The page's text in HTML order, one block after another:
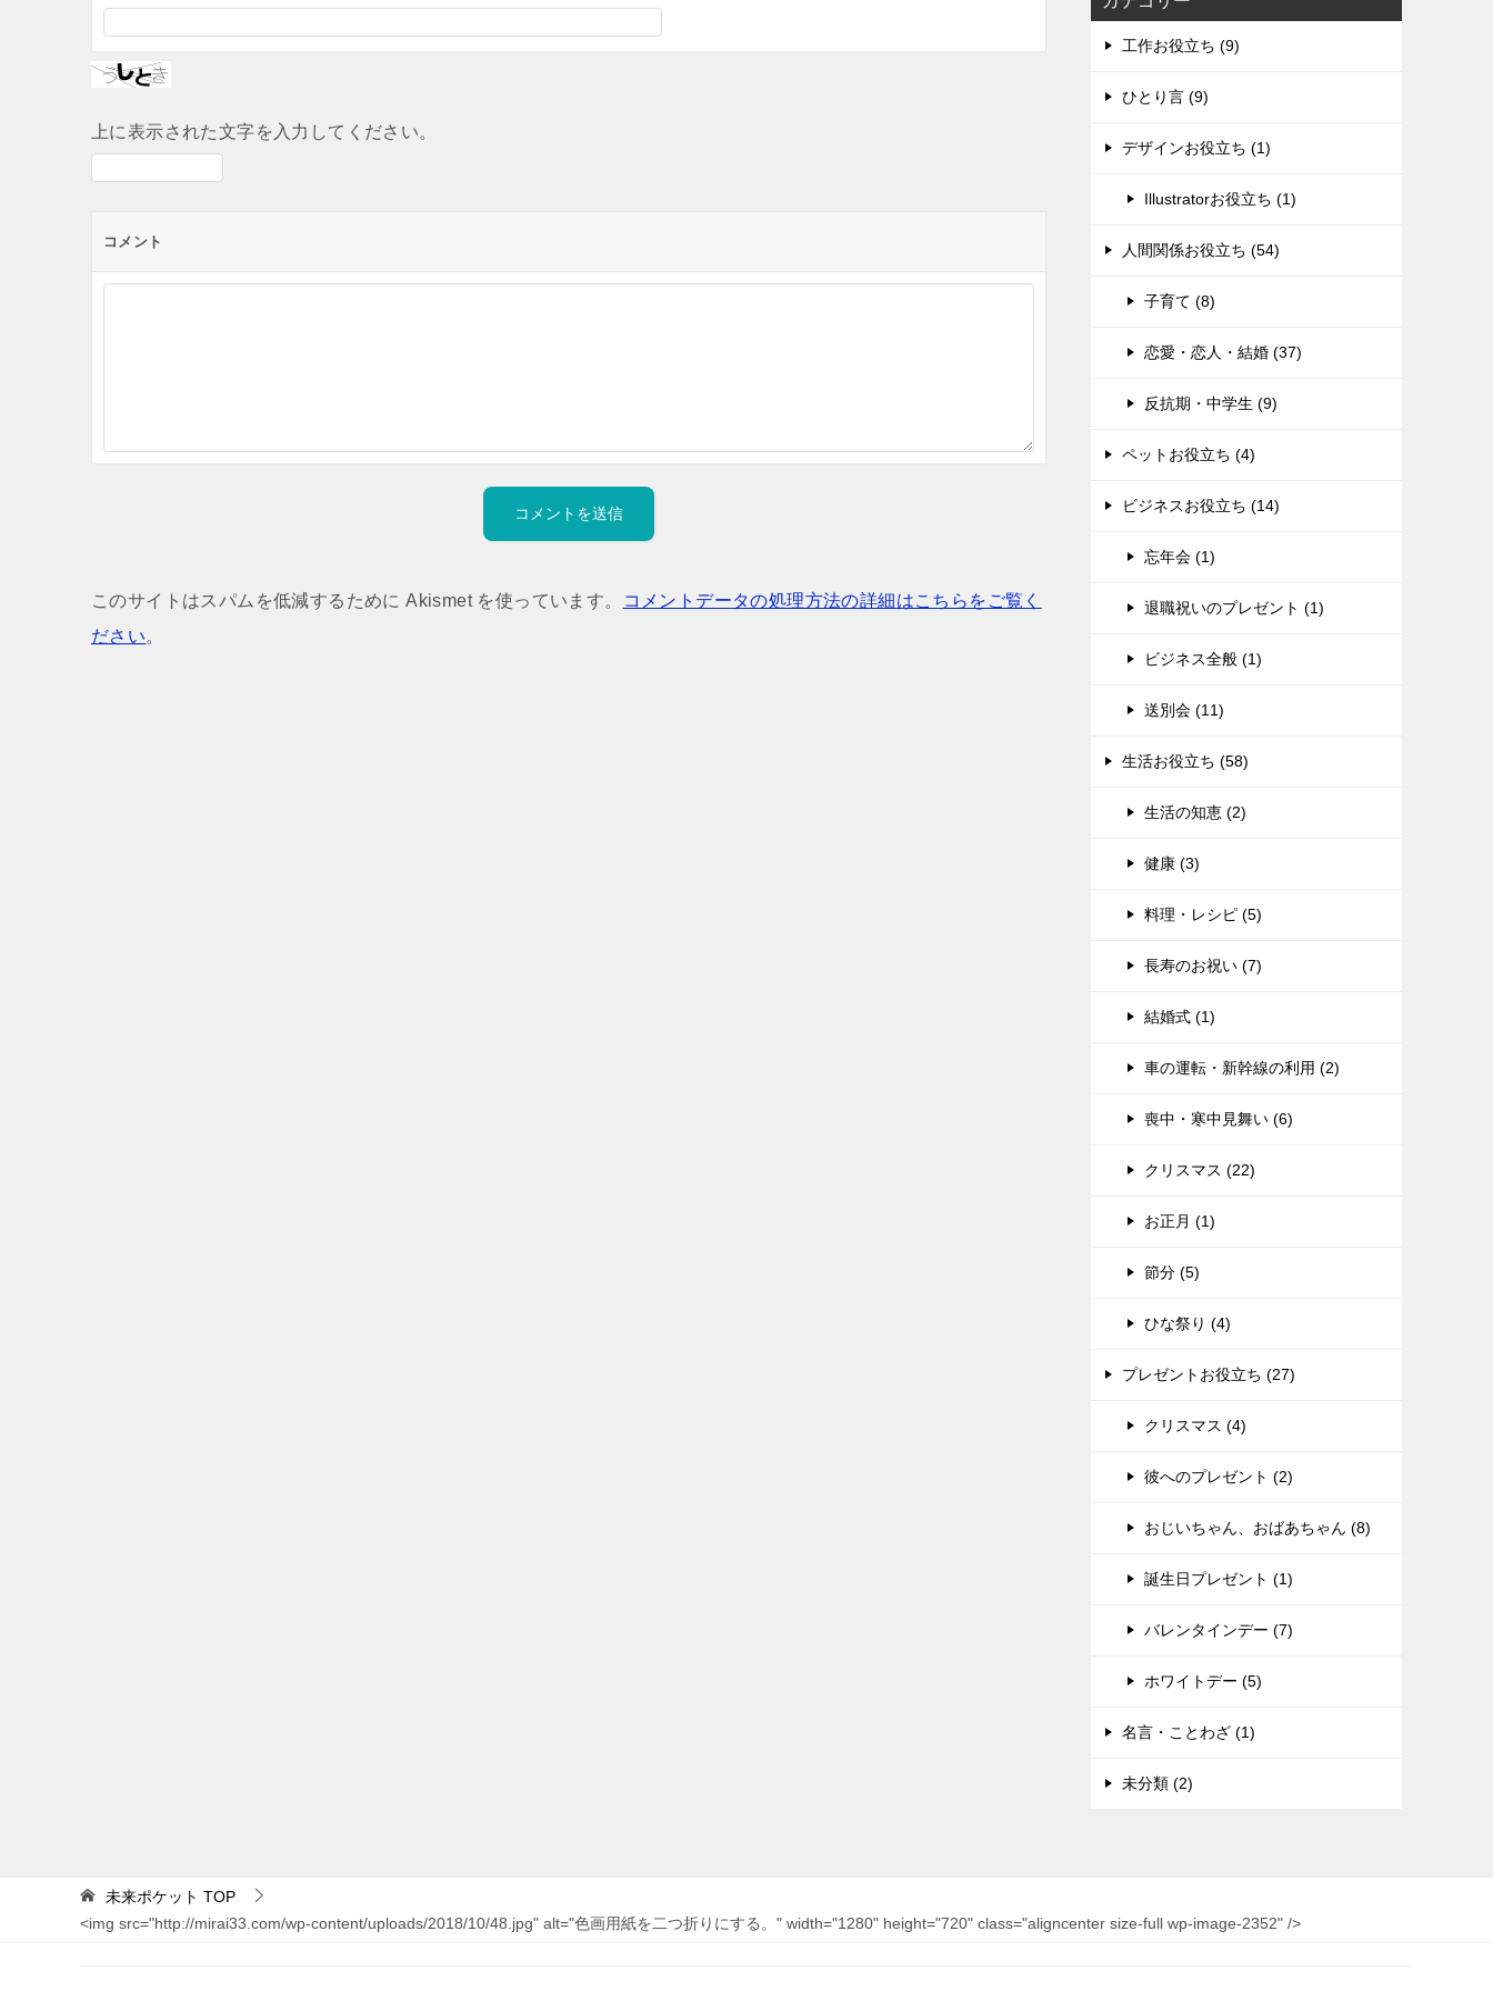
上に表示された文字を入力してください。
コメント
このサイトはスパムを低減するために Akismet を使っています。
コメントデータの処理方法の詳細はこちらをご覧く
ださい。
工作お役立ち (9)
ひとり言 (9)
デザインお役立ち (1)
Illustratorお役立ち (1)
人間関係お役立ち (54)
子育て (8)
恋愛・恋人・結婚 (37)
反抗期・中学生 (9)
ペットお役立ち (4)
ビジネスお役立ち (14)
忘年会 (1)
退職祝いのプレゼント (1)
ビジネス全般 (1)
送別会 (11)
生活お役立ち (58)
生活の知恵 (2)
健康 (3)
料理・レシピ (5)
長寿のお祝い (7)
結婚式 (1)
車の運転・新幹線の利用 (2)
喪中・寒中見舞い (6)
クリスマス (22)
お正月 (1)
節分 (5)
ひな祭り (4)
プレゼントお役立ち (27)
クリスマス (4)
彼へのプレゼント (2)
おじいちゃん、おばあちゃん (8)
誕生日プレゼント (1)
バレンタインデー (7)
ホワイトデー (5)
名言・ことわざ (1)
未分類 (2)
未来ポケット TOP
<img src="http://mirai33.com/wp-content/uploads/2018/10/48.jpg" alt="色画用紙を二つ折りにする。" width="1280" height="720" class="aligncenter size-full wp-image-2352" />